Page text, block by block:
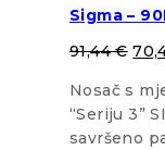
Sigma –
91,44€
Nosač s
“Seriju 3”
savršeno